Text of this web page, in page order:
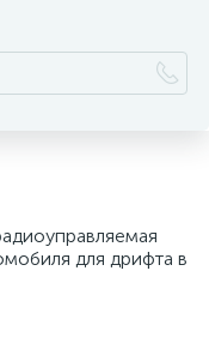
для дрифта в